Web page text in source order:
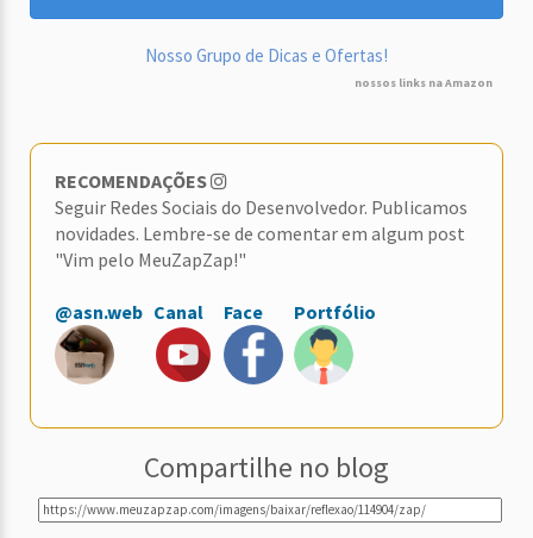
Nosso Grupo de Dicas e Ofertas!
nossos links na Amazon
RECOMENDAÇÕES
Seguir Redes Sociais do Desenvolvedor. Publicamos
novidades. Lembre-se de comentar em algum post
"Vim pelo MeuZapZap!"
@asn.web Canal Face Portfólio
Compartilhe no blog